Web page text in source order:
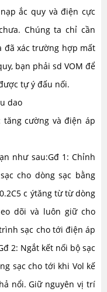
ắc quy và điện cực
Chúng ta chỉ cần
đã xác trường hợp mất
bạn phải sd VOM để
tự ý đấu nối.
dao
cường và điện áp
như sau:Gđ 1: Chỉnh
cho dòng sạc bằng
c ýtăng từ từ dòng
dõi và luôn giữ cho
sạc cho tới điện áp
2: Ngắt kết nối bộ sạc
sạc cho tới khi Vol kế
nổi. Giữ nguyên vị trí